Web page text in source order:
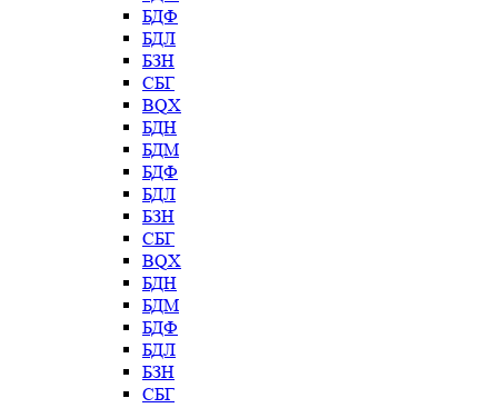
БДФ
БДЛ
БЗН
СБГ
BQX
БДН
БДМ
БДФ
БДЛ
БЗН
СБГ
BQX
БДН
БДМ
БДФ
БДЛ
БЗН
СБГ